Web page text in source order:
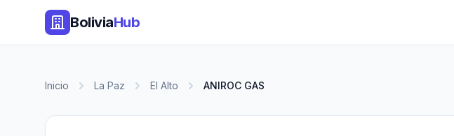
BoliviaHub
Inicio La Paz El Alto ANIROC GAS